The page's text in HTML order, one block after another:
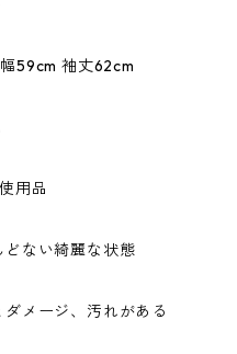
59cm 袖丈62cm
用品
ない綺麗な状態
メージ、汚れがある